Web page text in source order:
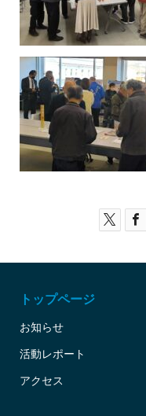
トップページ
お知らせ
活動レポート
アクセス